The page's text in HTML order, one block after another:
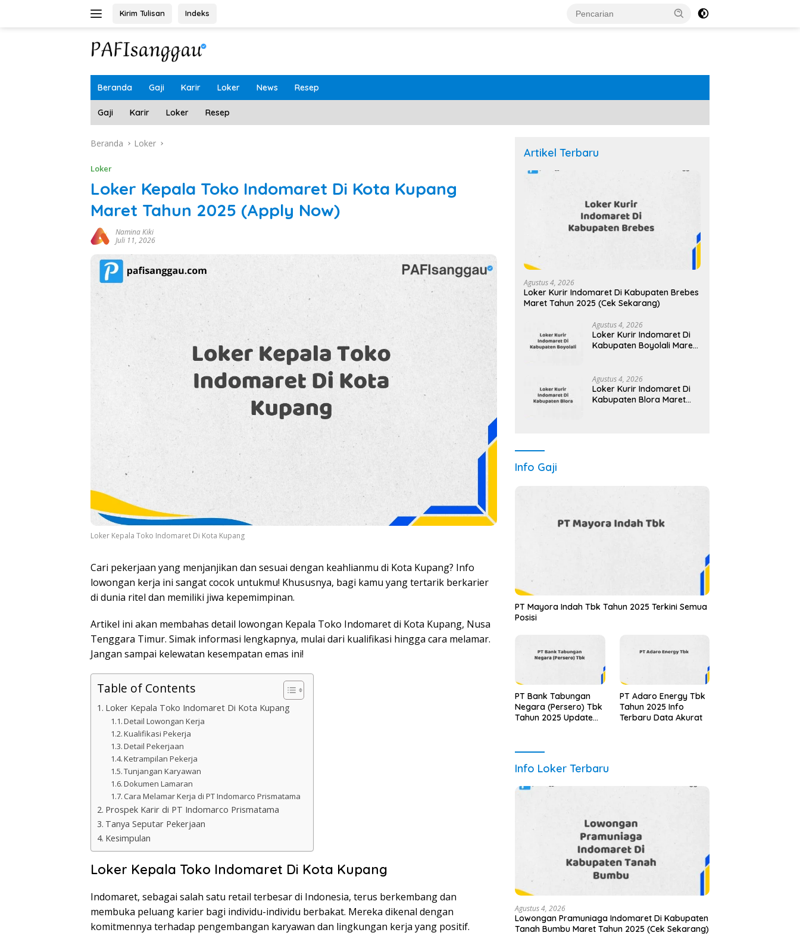
Kirim Tulisan Indeks
Beranda Gaji Karir Loker News Resep
Gaji Karir Loker Resep
Beranda Loker
Loker
Loker Kepala Toko Indomaret Di Kota Kupang
Maret Tahun 2025 (Apply Now)
Namina Kiki
Juli 11, 2026
Loker Kepala Toko Indomaret Di Kota Kupang
Cari pekerjaan yang menjanjikan dan sesuai dengan keahlianmu di Kota Kupang? Info
lowongan kerja ini sangat cocok untukmu! Khususnya, bagi kamu yang tertarik berkarier
di dunia ritel dan memiliki jiwa kepemimpinan.
Artikel ini akan membahas detail lowongan Kepala Toko Indomaret di Kota Kupang, Nusa
Tenggara Timur. Simak informasi lengkapnya, mulai dari kualifikasi hingga cara melamar.
Jangan sampai kelewatan kesempatan emas ini!
Table of Contents
Loker Kepala Toko Indomaret Di Kota Kupang
Detail Lowongan Kerja
Kualifikasi Pekerja
Detail Pekerjaan
Ketrampilan Pekerja
Tunjangan Karyawan
Dokumen Lamaran
Cara Melamar Kerja di PT Indomarco Prismatama
Prospek Karir di PT Indomarco Prismatama
Tanya Seputar Pekerjaan
Kesimpulan
Loker Kepala Toko Indomaret Di Kota Kupang
Indomaret, sebagai salah satu retail terbesar di Indonesia, terus berkembang dan
membuka peluang karier bagi individu-individu berbakat. Mereka dikenal dengan
komitmennya terhadap pengembangan karyawan dan lingkungan kerja yang positif.
Artikel Terbaru
Agustus 4, 2026
Loker Kurir Indomaret Di Kabupaten Brebes
Maret Tahun 2025 (Cek Sekarang)
Agustus 4, 2026
Loker Kurir Indomaret Di
Kabupaten Boyolali Maret
Agustus 4, 2026
Loker Kurir Indomaret Di
Kabupaten Blora Maret
Info Gaji
PT Mayora Indah Tbk Tahun 2025 Terkini Semua
Posisi
PT Bank Tabungan
Negara (Persero) Tbk
Tahun 2025 Update
PT Adaro Energy Tbk
Tahun 2025 Info
Terbaru Data Akurat
Info Loker Terbaru
Agustus 4, 2026
Lowongan Pramuniaga Indomaret Di Kabupaten
Tanah Bumbu Maret Tahun 2025 (Cek Sekarang)